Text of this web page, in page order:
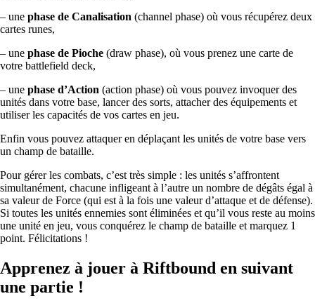
– une phase de Canalisation (channel phase) où vous récupérez deux
cartes runes,
– une phase de Pioche (draw phase), où vous prenez une carte de
votre battlefield deck,
– une phase d’Action (action phase) où vous pouvez invoquer des
unités dans votre base, lancer des sorts, attacher des équipements et
utiliser les capacités de vos cartes en jeu.
Enfin vous pouvez attaquer en déplaçant les unités de votre base vers
un champ de bataille.
Pour gérer les combats, c’est très simple : les unités s’affrontent
simultanément, chacune infligeant à l’autre un nombre de dégâts égal à
sa valeur de Force (qui est à la fois une valeur d’attaque et de défense).
Si toutes les unités ennemies sont éliminées et qu’il vous reste au moins
une unité en jeu, vous conquérez le champ de bataille et marquez 1
point. Félicitations !
Apprenez à jouer à Riftbound en suivant
une partie !